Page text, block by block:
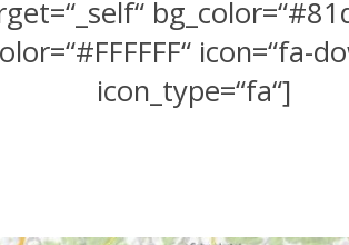
icon=“fa-
icon_type=“fa“]